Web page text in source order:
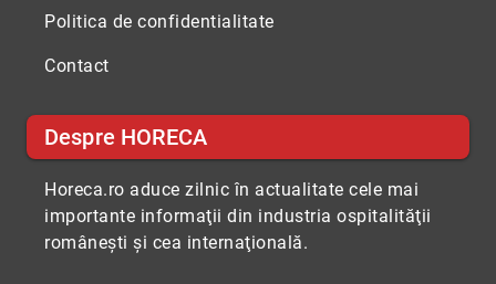
Politica de confidentialitate
Contact
Despre HORECA
Horeca.ro aduce zilnic în actualitate cele mai
importante informaţii din industria ospitalităţii
româneşti şi cea internaţională.